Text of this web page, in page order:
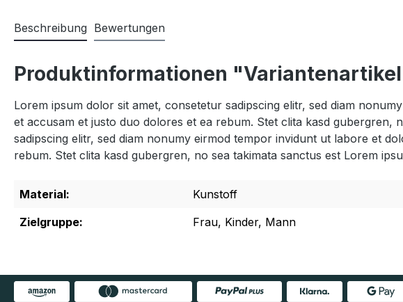
Beschreibung Bewertungen
Produktinformationen
Lorem ipsum dolor sit amet, consetetur sadipscing elitr, sed diam
et accusam et justo duo dolores et ea rebum. Stet clita kasd
sadipscing elitr, sed diam nonumy eirmod tempor invidunt ut labore et
rebum. Stet clita kasd gubergren, no sea takimata sanctus est Lorem
Material:
Kunstoff
Zielgruppe:
Frau, Kinder, Mann